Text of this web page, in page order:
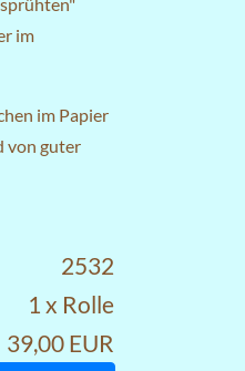
im
im Papier
von guter
2532
1 x Rolle
39,00 EUR